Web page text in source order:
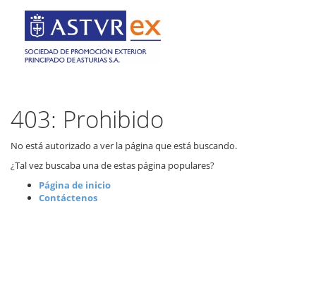
403: Prohibido
No está autorizado a ver la página que está buscando.
¿Tal vez buscaba una de estas página populares?
Página de inicio
Contáctenos